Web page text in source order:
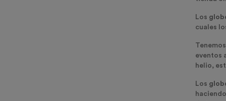
Los
cuales
eventos
helio,
Los